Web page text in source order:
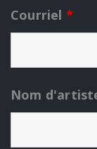
Courriel *
Nom